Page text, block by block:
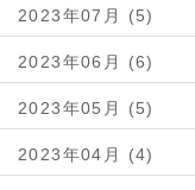
2023年07月 (5)
2023年06月 (6)
2023年05月 (5)
2023年04月 (4)